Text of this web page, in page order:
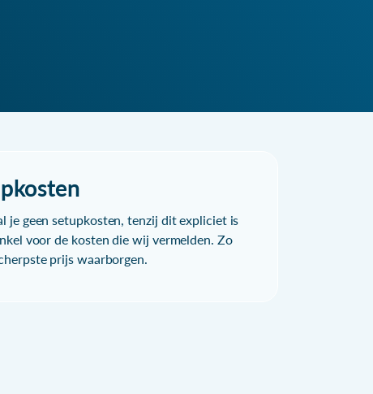
je geen setupkosten, tenzij dit expliciet is
voor de kosten die wij vermelden. Zo
prijs waarborgen.